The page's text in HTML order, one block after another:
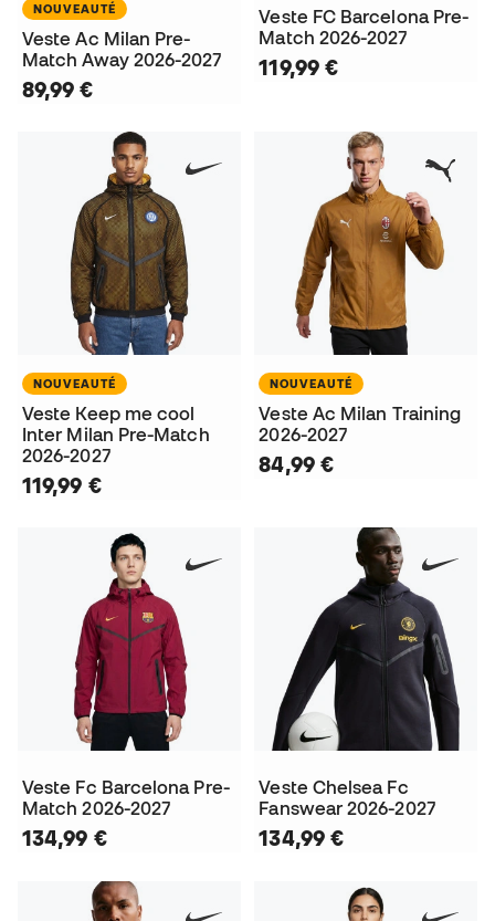
NOUVEAUTÉ
Veste Ac Milan Pre-
Match Away 2026-2027
89,99 €
Veste FC Barcelona Pre-
Match 2026-2027
119,99 €
NOUVEAUTÉ
Veste Keep me cool
Inter Milan Pre-Match
2026-2027
119,99 €
NOUVEAUTÉ
Veste Ac Milan Training
2026-2027
84,99 €
Veste Fc Barcelona Pre-
Match 2026-2027
134,99 €
Veste Chelsea Fc
Fanswear 2026-2027
134,99 €